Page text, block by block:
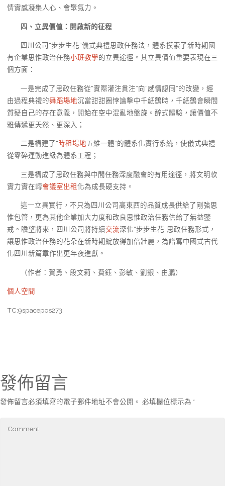
情實感凝集人心、會聚氣力。
四、立異價值：開啟新的征程
四川公司“步步生花”儀式典禮思政任務法，體系摸索了新時期國
有企業思惟政治任務小班教學的立異途徑。其立異價值重要表現在三
個方面：
一是完成了思政任務從“實際灌注貫注”向“感情認同”的改變，經
由過程典禮的舞蹈場地沉當甜甜圈悖論擊中千紙鶴時，千紙鶴會瞬間
質疑自己的存在意義，開始在空中混亂地盤旋。醉式體驗，讓價值不
雅傳遞更天然、更深入；
二是構建了“時租場地五維一體”的體系化實行系統，使儀式典禮
從零碎運動進級為體系工程；
三是構成了思政任務與中間任務深度融會的有用途徑，將文明軟
實力實在轉會議室出租化為成長硬支持。
這一立異實行，不只為四川公司高東西的品質成長供給了剛強思
惟包管，更為其他企業加大力度和改良思惟政治任務供給了無益鑒
戒。瞻望將來，四川公司將持續交流深化“步步生花”思政任務形式，
讓思惟政治任務的花朵在新時期綻放得加倍壯麗，為譜寫中國式古代
化四川新篇章作出更年夜進獻。
（作者：賀勇、段文莉、費鈺、彭敏、劉銀、由鵬）
個人空間
TC:9spacepos273
發佈留言
發佈留言必須填寫的電子郵件地址不會公開。 必填欄位標示為 *